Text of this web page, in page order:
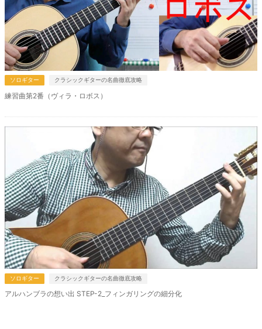
ソロギター クラシックギターの名曲徹底攻略
練習曲第2番（ヴィラ・ロボス）
ソロギター クラシックギターの名曲徹底攻略
アルハンブラの想い出 STEP-2_フィンガリングの細分化